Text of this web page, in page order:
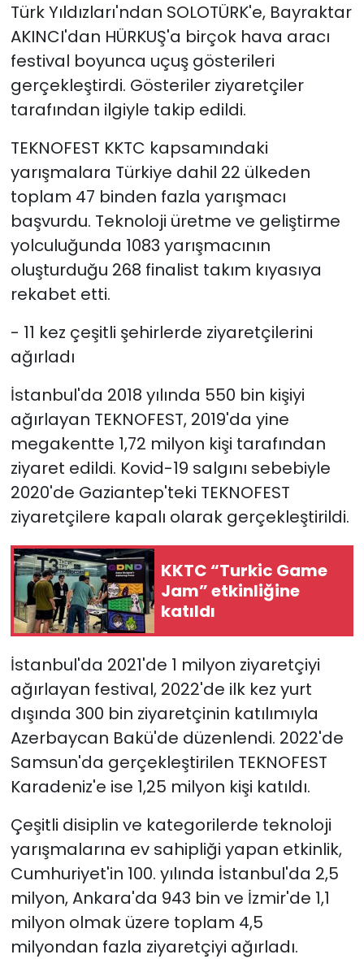
Türk Yıldızları'ndan SOLOTÜRK'e, Bayraktar
AKINCI'dan HÜRKUŞ'a birçok hava aracı
festival boyunca uçuş gösterileri
gerçekleştirdi. Gösteriler ziyaretçiler
tarafından ilgiyle takip edildi.
TEKNOFEST KKTC kapsamındaki
yarışmalara Türkiye dahil 22 ülkeden
toplam 47 binden fazla yarışmacı
başvurdu. Teknoloji üretme ve geliştirme
yolculuğunda 1083 yarışmacının
oluşturduğu 268 finalist takım kıyasıya
rekabet etti.
- 11 kez çeşitli şehirlerde ziyaretçilerini
ağırladı
İstanbul'da 2018 yılında 550 bin kişiyi
ağırlayan TEKNOFEST, 2019'da yine
megakentte 1,72 milyon kişi tarafından
ziyaret edildi. Kovid-19 salgını sebebiyle
2020'de Gaziantep'teki TEKNOFEST
ziyaretçilere kapalı olarak gerçekleştirildi.
KKTC “Turkic Game
Jam” etkinliğine
katıldı
İstanbul'da 2021'de 1 milyon ziyaretçiyi
ağırlayan festival, 2022'de ilk kez yurt
dışında 300 bin ziyaretçinin katılımıyla
Azerbaycan Bakü'de düzenlendi. 2022'de
Samsun'da gerçekleştirilen TEKNOFEST
Karadeniz'e ise 1,25 milyon kişi katıldı.
Çeşitli disiplin ve kategorilerde teknoloji
yarışmalarına ev sahipliği yapan etkinlik,
Cumhuriyet'in 100. yılında İstanbul'da 2,5
milyon, Ankara'da 943 bin ve İzmir'de 1,1
milyon olmak üzere toplam 4,5
milyondan fazla ziyaretçiyi ağırladı.